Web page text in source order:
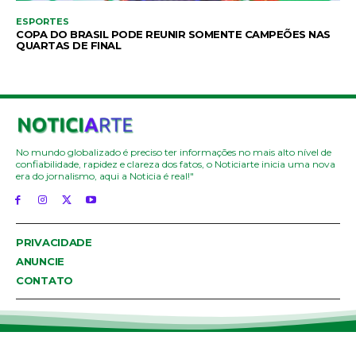
ESPORTES
COPA DO BRASIL PODE REUNIR SOMENTE CAMPEÕES NAS
QUARTAS DE FINAL
No mundo globalizado é preciso ter informações no mais alto nível de
confiabilidade, rapidez e clareza dos fatos, o Noticiarte inicia uma nova
era do jornalismo, aqui a Noticia é real!"
PRIVACIDADE
ANUNCIE
CONTATO